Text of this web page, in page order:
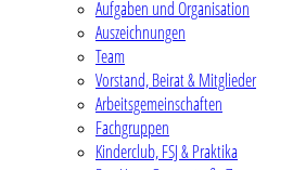
Aufgaben und Organisation
Auszeichnungen
Team
Vorstand, Beirat & Mitglieder
Arbeitsgemeinschaften
Fachgruppen
Kinderclub, FSJ & Praktika